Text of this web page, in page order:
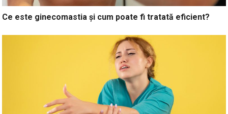
Ce este ginecomastia și cum poate fi tratată eficient?